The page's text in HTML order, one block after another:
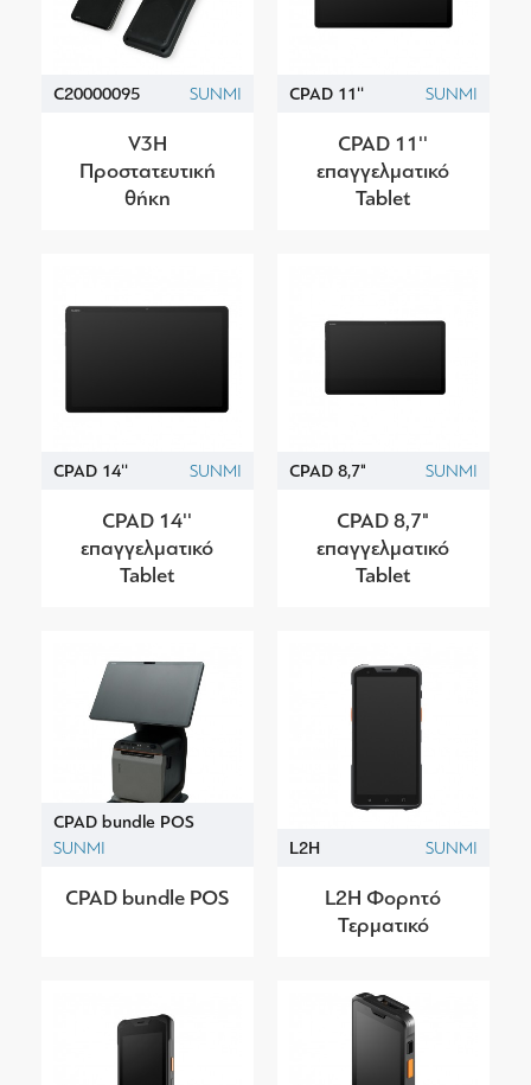
C20000095 SUNMI
V3H
Προστατευτική
θήκη
CPAD 11'' SUNMI
CPAD 11''
επαγγελματικό
Tablet
CPAD 14'' SUNMI
CPAD 14''
επαγγελματικό
Tablet
CPAD 8,7" SUNMI
CPAD 8,7"
επαγγελματικό
Tablet
CPAD bundle POS
SUNMI
CPAD bundle POS
L2H SUNMI
L2H Φορητό
Τερματικό